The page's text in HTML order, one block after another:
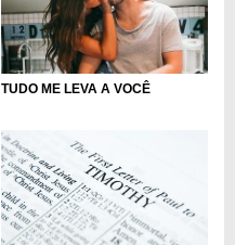
TUDO ME LEVA A VOCÊ